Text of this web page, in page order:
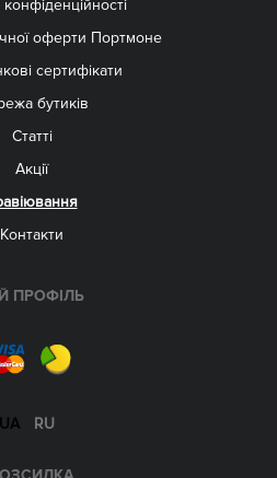
оферти Портмоне
сертифікати
бутиків
Статті
Акції
Контакти
ПРОФІЛЬ
UA RU